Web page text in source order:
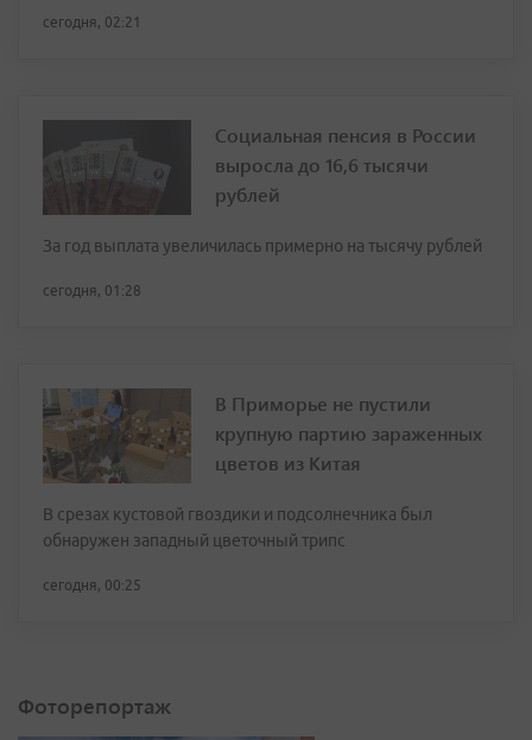
сегодня, 02:21
Социальная пенсия в России
выросла до 16,6 тысячи
рублей
За год выплата увеличилась примерно на тысячу рублей
сегодня, 01:28
В Приморье не пустили
крупную партию зараженных
цветов из Китая
В срезах кустовой гвоздики и подсолнечника был
обнаружен западный цветочный трипс
сегодня, 00:25
Фоторепортаж